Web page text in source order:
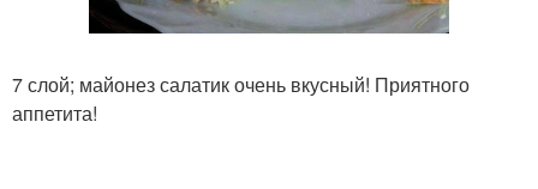
7 слой; майонез салатик очень вкусный! Приятного
аппетита!